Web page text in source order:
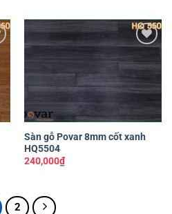
thích
Sàn gỗ Povar 8mm cốt xanh
HQ5504
240,000₫
2